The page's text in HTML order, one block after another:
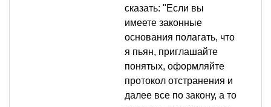
сказать: "Если вы
имеете законные
основания полагать, что
я пьян, приглашайте
понятых, оформляйте
протокол отстранения и
далее все по закону, а то